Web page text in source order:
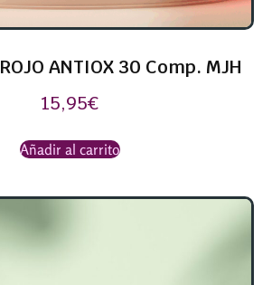
ANTIOX 30 Comp. MJH
15,95€
Añadir al carrito